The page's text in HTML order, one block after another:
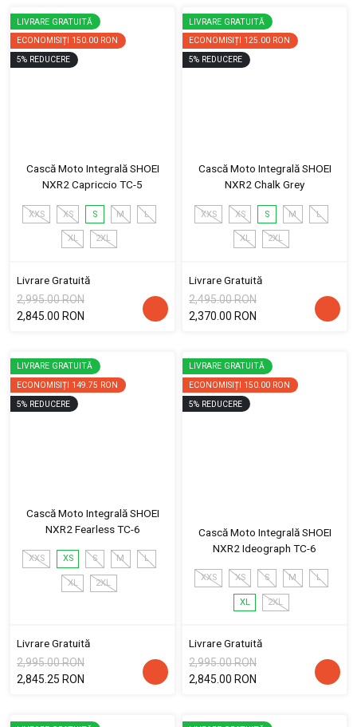
LIVRARE GRATUITĂ
ECONOMISIȚI 150.00 RON
5% REDUCERE
Cască Moto Integrală SHOEI
NXR2 Capriccio TC-5
XXS XS S M L
XL 2XL
Livrare Gratuită
2,995.00 RON
2,845.00 RON
LIVRARE GRATUITĂ
ECONOMISIȚI 125.00 RON
5% REDUCERE
Cască Moto Integrală SHOEI
NXR2 Chalk Grey
XXS XS S M L
XL 2XL
Livrare Gratuită
2,495.00 RON
2,370.00 RON
LIVRARE GRATUITĂ
ECONOMISIȚI 149.75 RON
5% REDUCERE
Cască Moto Integrală SHOEI
NXR2 Fearless TC-6
XXS XS S M L
XL 2XL
Livrare Gratuită
2,995.00 RON
2,845.25 RON
LIVRARE GRATUITĂ
ECONOMISIȚI 150.00 RON
5% REDUCERE
Cască Moto Integrală SHOEI
NXR2 Ideograph TC-6
XXS XS S M L
XL 2XL
Livrare Gratuită
2,995.00 RON
2,845.00 RON